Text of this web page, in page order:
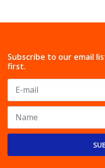
Subscribe to our email
first.